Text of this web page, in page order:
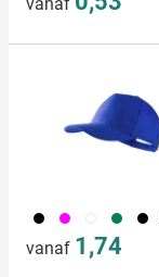
001 046 002 004 005
vanaf 1,74